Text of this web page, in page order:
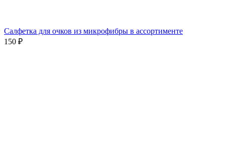
Салфетка для очков из микрофибры в ассортименте
150 ₽